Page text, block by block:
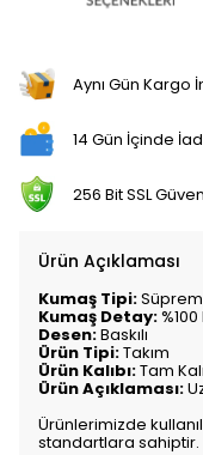
Aynı Gün Kargo
14 Gün İçinde
256 Bit SSL
Ürün Açıklaması
Kumaş Tipi:
Kumaş Detay:
Desen:Baskılı
Ürün Tipi:Takım
Ürün Kalıbı:Tam
Ürün Açıklaması:
Ürünlerimizde
standartlara sahiptir.